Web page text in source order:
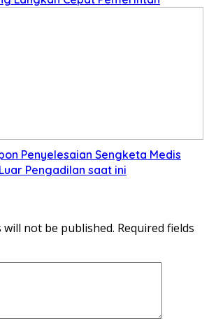
Penyelesaian Sengketa Medis
Pengadilan saat ini
will not be published. Required fields